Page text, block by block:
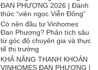
ĐAN PHƯỢNG 2026 | Đánh
thức “viên ngọc Viễn Đông”
Có nên đầu tư Vinhomes
Đan Phượng? Phân tích sâu
từ góc độ chuyên gia và thực
tế thị trường
KHẢ NĂNG THANH KHOẢN
VINHOMES ĐAN PHƯỢNG |